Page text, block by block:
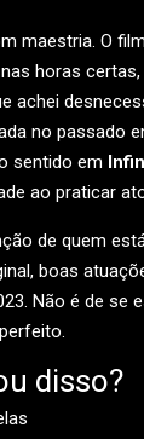
maestria. O
horas
achei
no passado
sentido em
ao praticar
de quem
boas
Não é de se
disso?